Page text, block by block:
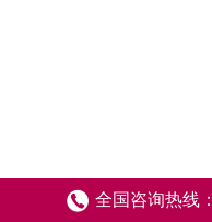
全国咨询热线：